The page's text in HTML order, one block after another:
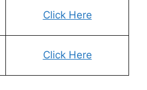
Click Here
Click Here